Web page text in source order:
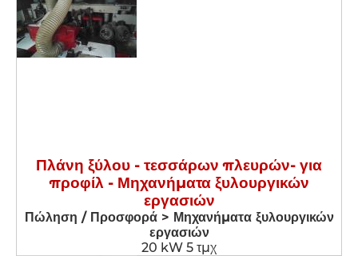
Πλάνη ξύλου - τεσσάρων πλευρών- για
προφίλ - Μηχανήματα ξυλουργικών
εργασιών
Πώληση / Προσφορά > Μηχανήματα ξυλουργικών
εργασιών
20 kW 5 τμχ